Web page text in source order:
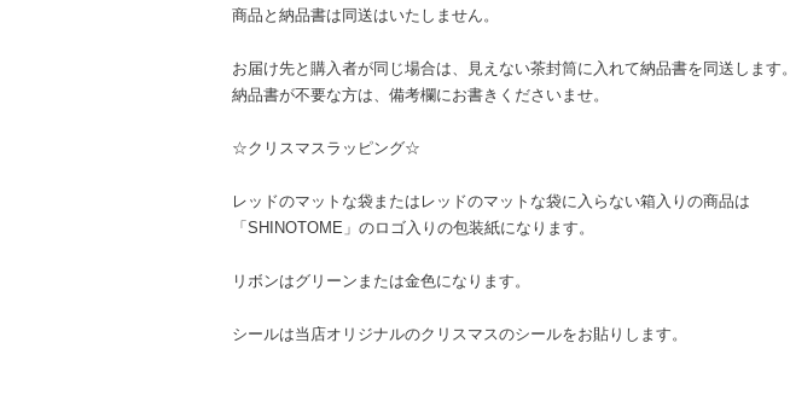
商品と納品書は同送はいたしません。
お届け先と購入者が同じ場合は、見えない茶封筒に入れて納品書を同送します。
納品書が不要な方は、備考欄にお書きくださいませ。
☆クリスマスラッピング☆
レッドのマットな袋またはレッドのマットな袋に入らない箱入りの商品は
「SHINOTOME」のロゴ入りの包装紙になります。
リボンはグリーンまたは金色になります。
シールは当店オリジナルのクリスマスのシールをお貼りします。